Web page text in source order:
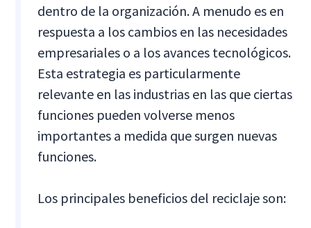
dentro de la organización. A menudo es en
respuesta a los cambios en las necesidades
empresariales o a los avances tecnológicos.
Esta estrategia es particularmente
relevante en las industrias en las que ciertas
funciones pueden volverse menos
importantes a medida que surgen nuevas
funciones.
Los principales beneficios del reciclaje son: